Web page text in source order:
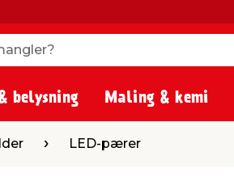
belysning Maling & kemi
pærer LED-pærer